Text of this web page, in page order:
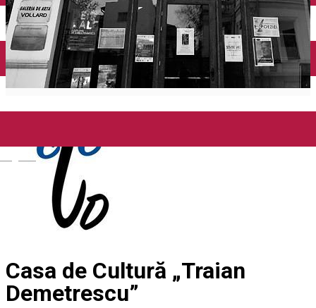
Închirieri auto
Închirieri biciclete
Taxi
Încărcare vehicule electrice
Casa de Cultură „Traian
Demetrescu”